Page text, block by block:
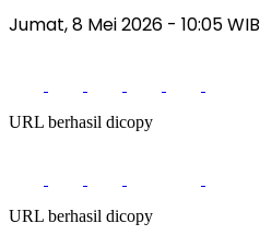
Jumat, 8 Mei 2026 - 10:05 WIB
URL berhasil dicopy
URL berhasil dicopy